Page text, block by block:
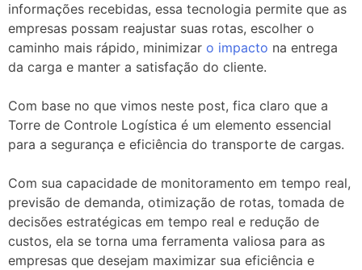
informações recebidas, essa tecnologia permite que as
empresas possam reajustar suas rotas, escolher o
caminho mais rápido, minimizar o impacto na entrega
da carga e manter a satisfação do cliente.
Com base no que vimos neste post, fica claro que a
Torre de Controle Logística é um elemento essencial
para a segurança e eficiência do transporte de cargas.
Com sua capacidade de monitoramento em tempo real,
previsão de demanda, otimização de rotas, tomada de
decisões estratégicas em tempo real e redução de
custos, ela se torna uma ferramenta valiosa para as
empresas que desejam maximizar sua eficiência e